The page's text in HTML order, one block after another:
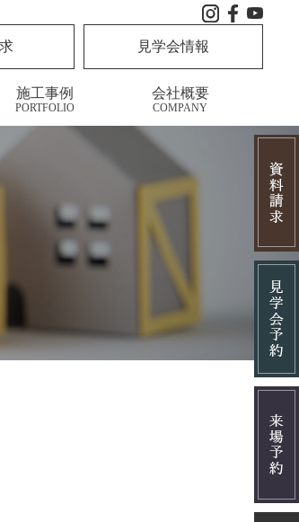
見学会情報
施工事例
PORTFOLIO
会社概要
COMPANY